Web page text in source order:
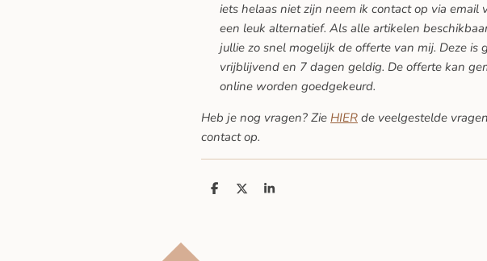
iets helaas niet zijn neem ik contact op via email
een leuk alternatief. Als alle artikelen
jullie zo snel mogelijk de offerte van mij. Deze is
vrijblijvend en 7 dagen geldig. De offerte kan
online worden goedgekeurd.
Heb je nog vragen? Zie HIER de veelgestelde vragen
contact op.
D
D
S